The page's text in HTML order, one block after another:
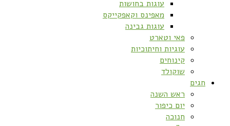
עוגות בחושות
מאפינס וקאפקייקס
עוגות גבינה
פאי וטארט
עוגיות וחיתוכיות
קינוחים
שוקולד
חגים
ראש השנה
יום כיפור
חנוכה